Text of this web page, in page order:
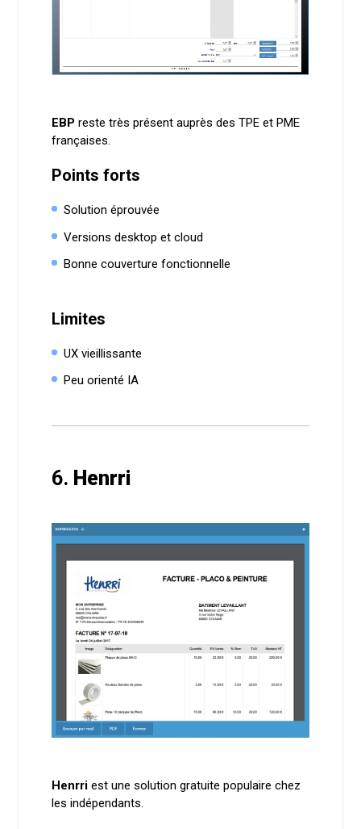
EBP reste très présent auprès des TPE et PME
françaises.
Points forts
Solution éprouvée
Versions desktop et cloud
Bonne couverture fonctionnelle
Limites
UX vieillissante
Peu orienté IA
6. Henrri
Henrriest une solution gratuite populaire chez
les indépendants.